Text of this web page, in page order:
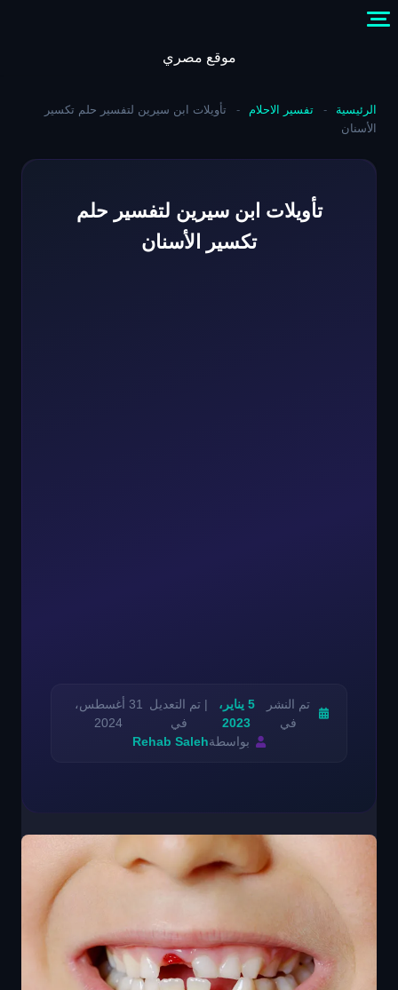
موقع مصري
الرئيسية - تفسير الاحلام -
تأويلات ابن سيرين لتفسير حلم تكسير
الأسنان
تأويلات ابن سيرين لتفسير حلم
تكسير الأسنان
تم النشر
في
5 يناير،
2023
| تم التعديل
في
31 أغسطس،
2024
بواسطةRehab Saleh